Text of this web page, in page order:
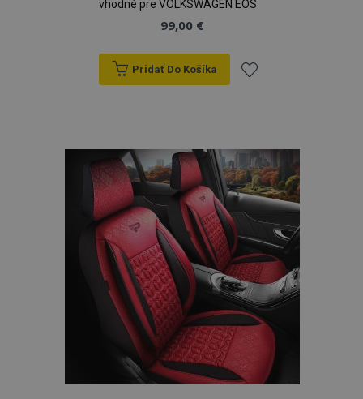
vhodné pre VOLKSWAGEN EOS
99,00 €
Pridať Do Košíka
zoznamu
prianí